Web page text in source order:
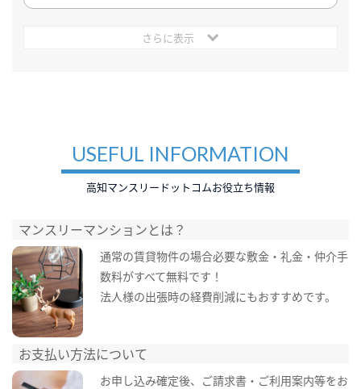
さらに表示
USEFUL INFORMATION
高知マンスリードットコムお役立ち情報
マンスリーマンションとは？
通常の賃貸物件の場合必要な敷金・礼金・仲介手
数料がすべて無料です！
法人様の出張時の経費削減にもおすすめです。
お支払い方法について
お申し込み確定後、ご請求書・ご利用案内等をお